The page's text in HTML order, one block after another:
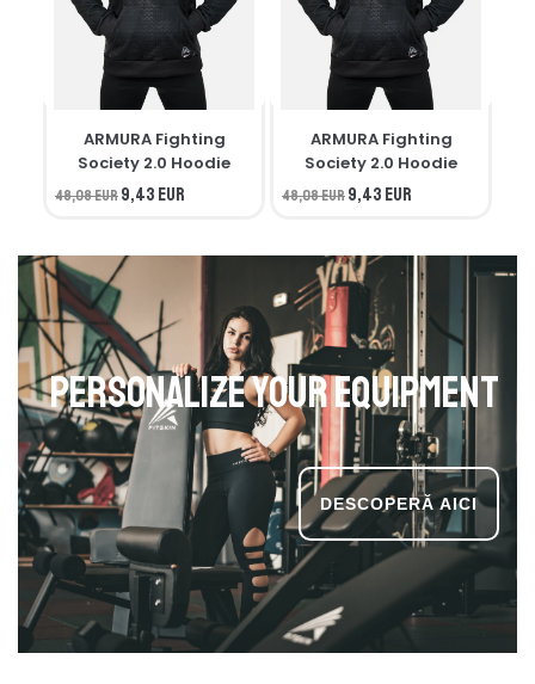
ARMURA Fighting
Society 2.0 Hoodie
48,08 EUR9,43 EUR
ARMURA Fighting
Society 2.0 Hoodie
48,08 EUR9,43 EUR
Personalize your equipment